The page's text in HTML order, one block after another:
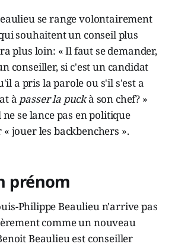
se range volontairement
souhaitent un conseil plus
plus loin: « Il faut se demander,
conseiller, si c'est un candidat
a pris la parole ou s'il s'est a
à passer la puckà son chef? »
se lance pas en politique
jouer les backbenchers ».
prénom
Philippe Beaulieu n'arrive pas
comme un nouveau
Beaulieu est conseiller